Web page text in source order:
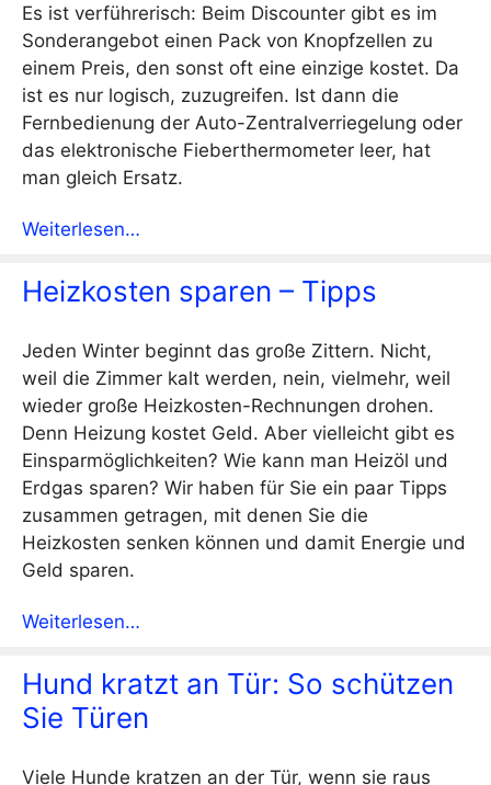
Es ist verführerisch: Beim Discounter gibt es im
Sonderangebot einen Pack von Knopfzellen zu
einem Preis, den sonst oft eine einzige kostet. Da
ist es nur logisch, zuzugreifen. Ist dann die
Fernbedienung der Auto-Zentralverriegelung oder
das elektronische Fieberthermometer leer, hat
man gleich Ersatz.
Weiterlesen…
Heizkosten sparen – Tipps
Jeden Winter beginnt das große Zittern. Nicht,
weil die Zimmer kalt werden, nein, vielmehr, weil
wieder große Heizkosten-Rechnungen drohen.
Denn Heizung kostet Geld. Aber vielleicht gibt es
Einsparmöglichkeiten? Wie kann man Heizöl und
Erdgas sparen? Wir haben für Sie ein paar Tipps
zusammen getragen, mit denen Sie die
Heizkosten senken können und damit Energie und
Geld sparen.
Weiterlesen…
Hund kratzt an Tür: So schützen
Sie Türen
Viele Hunde kratzen an der Tür, wenn sie raus